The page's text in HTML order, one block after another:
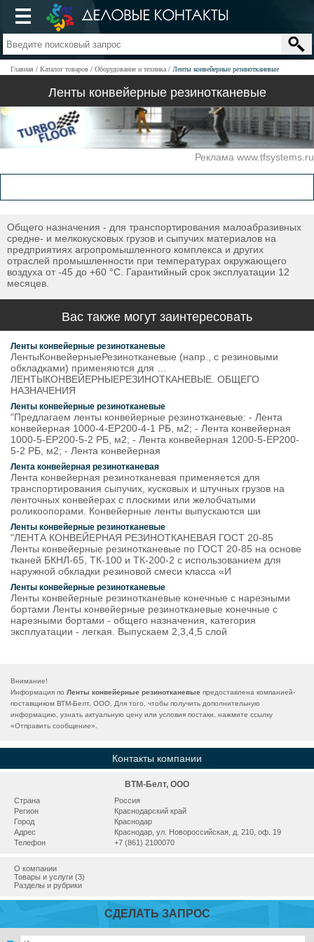
Главная Каталог товаров Оборудование и техника Ленты конвейерные резинотканевые
Ленты конвейерные резинотканевые
Реклама www.tfsystems.ru
Общего назначения - для транспортирования малоабразивных
средне- и мелкокусковых грузов и сыпучих материалов на
предприятиях агропромышленного комплекса и других
отраслей промышленности при температурах окружающего
воздуха от -45 до +60 °С. Гарантийный срок эксплуатации 12
месяцев.
Вас также могут заинтересовать
Ленты конвейерные резинотканевые
ЛентыКонвейерныеРезинотканевые (напр., с резиновыми
обкладками) применяются для …
ЛЕНТЫКОНВЕЙЕРНЫЕРЕЗИНОТКАНЕВЫЕ. ОБЩЕГО
НАЗНАЧЕНИЯ
Ленты конвейерные резинотканевые
"Предлагаем ленты конвейерные резинотканевые: - Лента
конвейерная 1000-4-ЕР200-4-1 РБ, м2; - Лента конвейерная
1000-5-ЕР200-5-2 РБ, м2; - Лента конвейерная 1200-5-ЕР200-
5-2 РБ, м2; - Лента конвейерная
Лента конвейерная резинотканевая
Лента конвейерная резинотканевая применяется для
транспортирования сыпучих, кусковых и штучных грузов на
ленточных конвейерах с плоскими или желобчатыми
роликоопорами. Конвейерные ленты выпускаются ши
Ленты конвейерные резинотканевые
"ЛЕНТА КОНВЕЙЕРНАЯ РЕЗИНОТКАНЕВАЯ ГОСТ 20-85
Ленты конвейерные резинотканевые по ГОСТ 20-85 на основе
тканей БКНЛ-65, ТК-100 и ТК-200-2 с использованием для
наружной обкладки резиновой смеси класса «И
Ленты конвейерные резинотканевые
Ленты конвейерные резинотканевые конечные с нарезными
бортами Ленты конвейерные резинотканевые конечные с
нарезными бортами - общего назначения, категория
эксплуатации - легкая. Выпускаем 2,3,4,5 слой
Внимание!
Информация по Ленты конвейерные резинотканевые предоставлена компанией-
поставщиком ВТМ-Белт, ООО. Для того, чтобы получить дополнительную
информацию, узнать актуальную цену или условия постаки, нажмите ссылку
«Отправить сообщение».
Контакты компании
ВТМ-Белт, ООО
Страна
Россия
Регион
Краснодарский край
Город
Краснодар
Адрес
Краснодар, ул. Новороссийская, д. 210, оф. 19
Телефон
+7 (861) 2100070
О компании
Товары и услуги (3)
Разделы и рубрики
СДЕЛАТЬ ЗАПРОС